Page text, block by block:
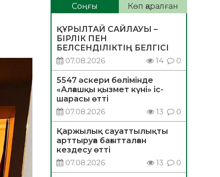
Соңғы Көп қаралған
ҚҰРЫЛТАЙ САЙЛАУЫ –
БІРЛІК ПЕН
БЕЛСЕНДІЛІКТІҢ БЕЛГІСІ
07.08.2026
14 0
5547 әскери бөлімінде
«Алғашқы қызмет күні» іс-
шарасы өтті
07.08.2026
13 0
Қаржылық сауаттылықты
арттыруға бағытталған
кездесу өтті
07.08.2026
13 0